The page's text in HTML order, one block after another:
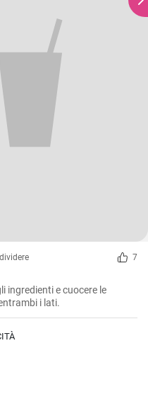
7
ingredienti e cuocere le
i lati.